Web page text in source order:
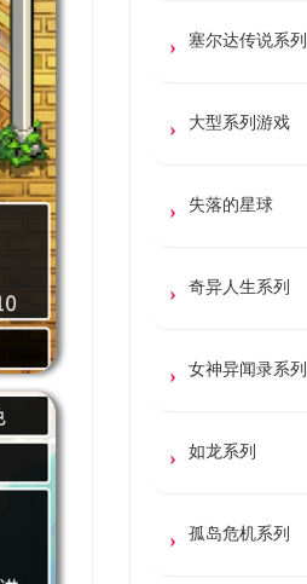
塞尔达传说系列
大型系列游戏
失落的星球
奇异人生系列
女神异闻录系列
如龙系列
孤岛危机系列